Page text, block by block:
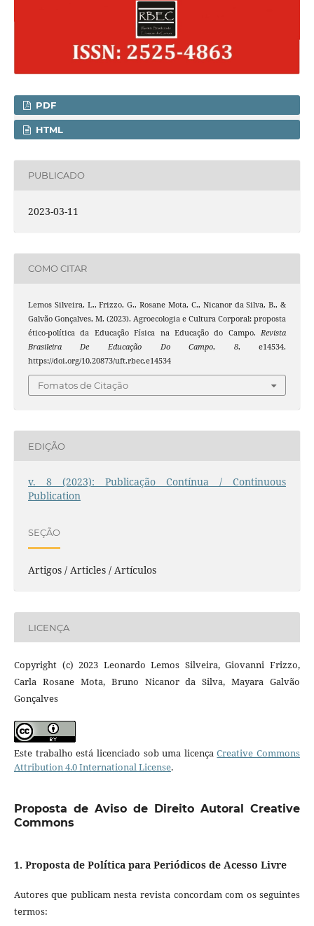
PDF
HTML
PUBLICADO
2023-03-11
COMO CITAR
Lemos Silveira, L., Frizzo, G., Rosane Mota, C., Nicanor da Silva, B., &
Galvão Gonçalves, M. (2023). Agroecologia e Cultura Corporal: proposta
ético-política da Educação Física na Educação do Campo. Revista
Brasileira De Educação Do Campo, 8, e14534.
https://doi.org/10.20873/uft.rbec.e14534
Fomatos de Citação
EDIÇÃO
v. 8 (2023): Publicação Contínua / Continuous
Publication
SEÇÃO
Artigos / Articles / Artículos
LICENÇA
Copyright (c) 2023 Leonardo Lemos Silveira, Giovanni Frizzo,
Carla Rosane Mota, Bruno Nicanor da Silva, Mayara Galvão
Gonçalves
Este trabalho está licenciado sob uma licençaCreative Commons
Attribution 4.0 International License.
Proposta de Aviso de Direito Autoral Creative
Commons
1. Proposta de Política para Periódicos de Acesso Livre
Autores que publicam nesta revista concordam com os seguintes
termos: